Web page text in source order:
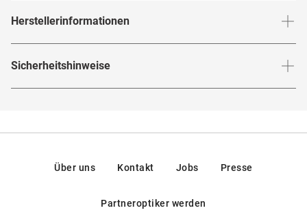
Herstellerinformationen
Herstellerangaben gemäß EU-
Marke:Mister Spex Services
Sicherheitshinweise
Über uns Kontakt Jobs Presse
Partneroptiker werden